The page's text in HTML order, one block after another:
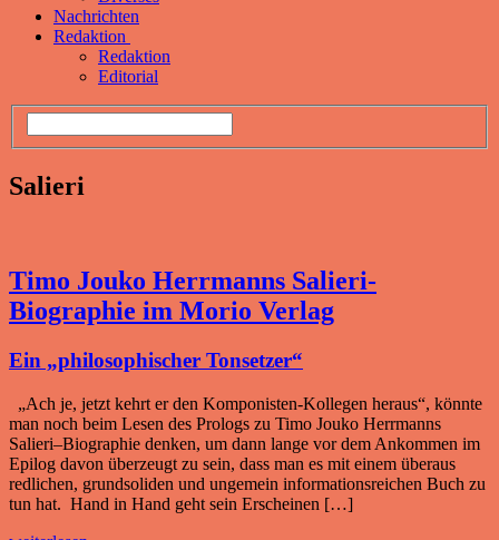
Nachrichten
Redaktion
Redaktion
Editorial
Salieri
Timo Jouko Herrmanns Salieri-
Biographie im Morio Verlag
Ein „philosophischer Tonsetzer“
„Ach je, jetzt kehrt er den Komponisten-Kollegen heraus“, könnte
man noch beim Lesen des Prologs zu Timo Jouko Herrmanns
Salieri–Biographie denken, um dann lange vor dem Ankommen im
Epilog davon überzeugt zu sein, dass man es mit einem überaus
redlichen, grundsoliden und ungemein informationsreichen Buch zu
tun hat. Hand in Hand geht sein Erscheinen […]